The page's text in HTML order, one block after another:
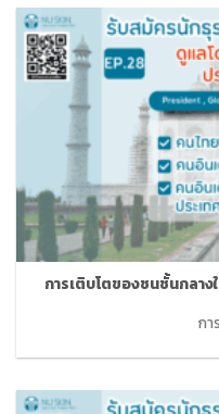
การเติบโตของชนชั้นกลาง
กา